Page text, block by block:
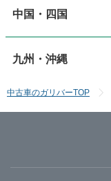
福島
神奈川
新潟
長野
富山
関西
大阪
京都
中国・四国
中国・四国
九州・沖縄
中古車のガリバーTOP